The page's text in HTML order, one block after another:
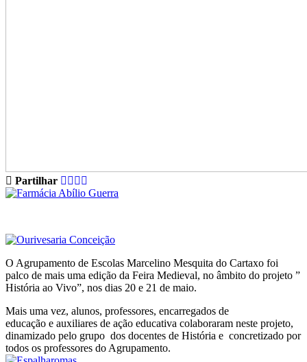
Partilhar
O Agrupamento de Escolas Marcelino Mesquita do Cartaxo foi
palco de mais uma edição da Feira Medieval, no âmbito do projeto ”
História ao Vivo”, nos dias 20 e 21 de maio.
Mais uma vez, alunos, professores, encarregados de
educação e auxiliares de ação educativa colaboraram neste projeto,
dinamizado pelo grupo dos docentes de História e concretizado por
todos os professores do Agrupamento.